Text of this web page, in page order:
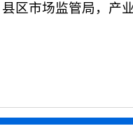
区市场监管局，产